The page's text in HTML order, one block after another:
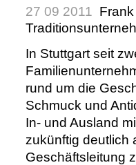
27 09 2011
In Stuttgart seit
rund um die
Schmuck und
In- und Ausland
zukünftig deutlich
Geschäftsleitung